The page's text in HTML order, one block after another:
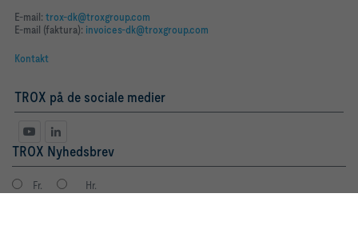
E-mail: trox-dk@troxgroup.com
E-mail (faktura): invoices-dk@troxgroup.com
Kontakt
TROX på de sociale medier
TROX Nyhedsbrev
Fr. Hr.